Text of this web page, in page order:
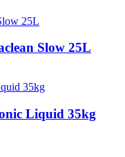
Slow 25L
Liquid 35kg